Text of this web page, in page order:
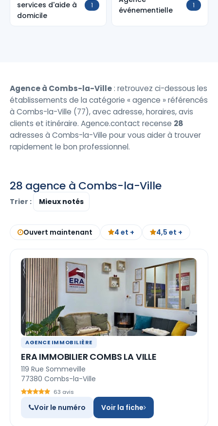
services d'aide à
domicile
1
événementielle
1
Agence à Combs-la-Ville: retrouvez ci-dessous les
établissements de la catégorie « agence » référencés
à Combs-la-Ville (77), avec adresse, horaires, avis
clients et itinéraire. Agence.contact recense 28
adresses à Combs-la-Ville pour vous aider à trouver
rapidement le bon professionnel.
28 agence à Combs-la-Ville
Trier :
Ouvert maintenant 4 et + 4,5 et +
AGENCE IMMOBILIÈRE
ERA IMMOBILIER COMBS LA VILLE
119 Rue Sommeville
77380 Combs-la-Ville
63 avis
Voir le numéro Voir la fiche